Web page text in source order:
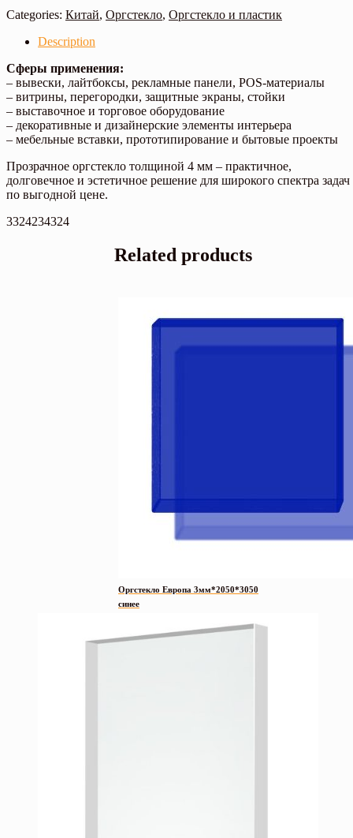
Categories: Китай, Оргстекло, Оргстекло и пластик
Description
Сферы применения:
– вывески, лайтбоксы, рекламные панели, POS-материалы
– витрины, перегородки, защитные экраны, стойки
– выставочное и торговое оборудование
– декоративные и дизайнерские элементы интерьера
– мебельные вставки, прототипирование и бытовые проекты
Прозрачное оргстекло толщиной 4 мм – практичное,
долговечное и эстетичное решение для широкого спектра задач
по выгодной цене.
3324234324
Related products
Оргстекло Европа 3мм*2050*3050
синее